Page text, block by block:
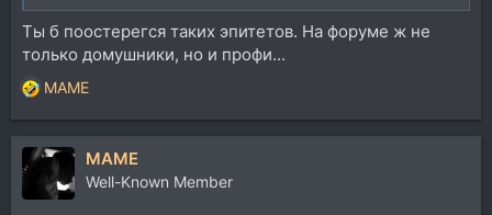
Ты б поостерегся таких эпитетов. На форуме ж не
только домушники, но и профи...
Р
е
а
ц
и
MAME
MAME
Well-Known Member